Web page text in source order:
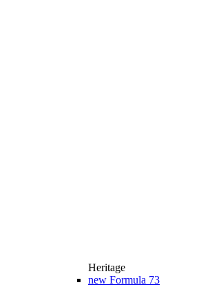
Heritage
new Formula 73